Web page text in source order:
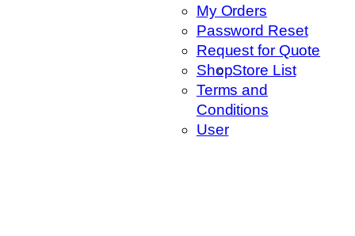
My Orders
Password Reset
Request for Quote
ShopStore List
Terms and
Conditions
User